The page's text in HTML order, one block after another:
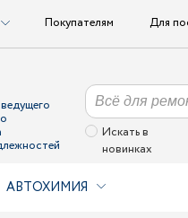
Покупателям Для
Искать в
новинках
АВТОХИМИЯ